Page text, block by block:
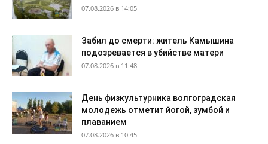
07.08.2026 в 14:05
Забил до смерти: житель Камышина
подозревается в убийстве матери
07.08.2026 в 11:48
День физкультурника волгоградская
молодежь отметит йогой, зумбой и
плаванием
07.08.2026 в 10:45